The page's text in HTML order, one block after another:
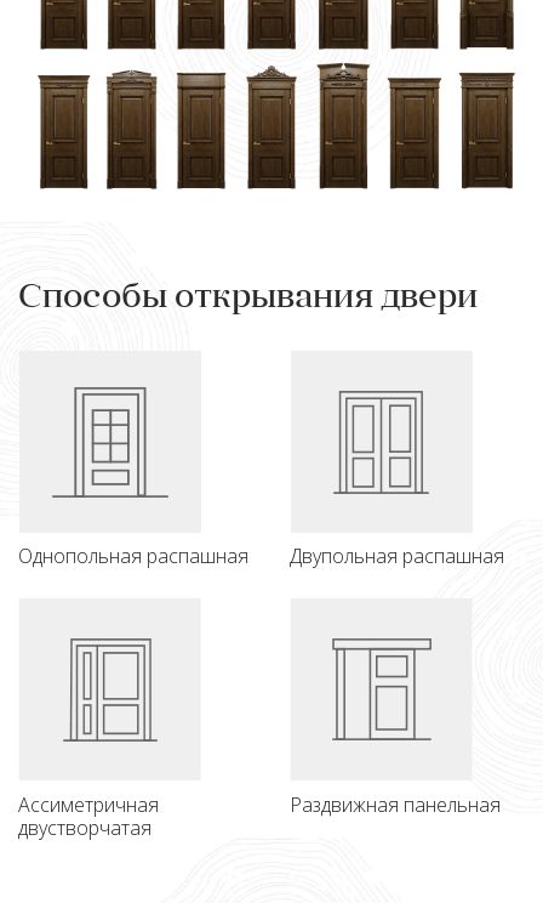
Способы открывания двери
Однопольная распашная Двупольная распашная
Ассиметричная
двустворчатая
Раздвижная панельная